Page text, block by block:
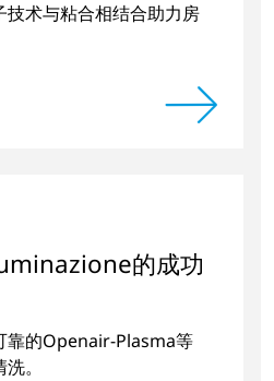
技术与粘合相结合助力房
的成功
靠的Openair-Plasma等
。